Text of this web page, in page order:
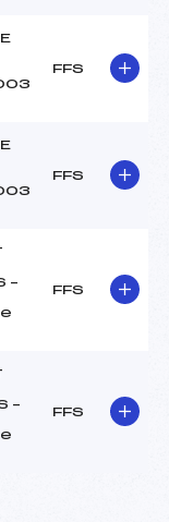
FFS
FFS
–
FFS
–
FFS